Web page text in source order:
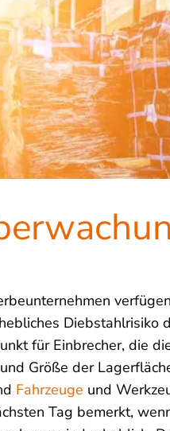
Diebstahlrisiko
für Einbrecher, die
Größe der
Fahrzeuge und
Tag bemerkt,